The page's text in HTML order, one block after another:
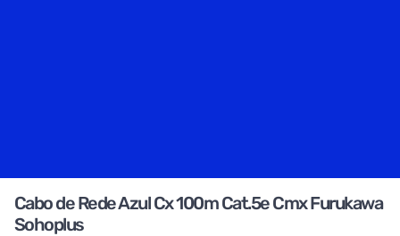
Cabo de Rede Azul Cx 100m Cat.5e Cmx Furukawa
Sohoplus